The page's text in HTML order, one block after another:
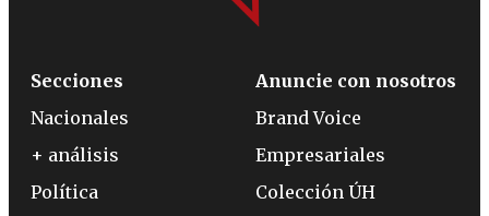
Secciones
Nacionales
+ análisis
Política
Anuncie con nosotros
Brand Voice
Empresariales
Colección ÚH